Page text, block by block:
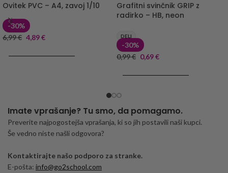
Ovitek PVC – A4, zavoj 1/10
-30%
6,99€ 4,89€
Grafitni svinčnik GRIP z
radirko – HB, neon
DELI
-30%
0,99€ 0,69€
Imate vprašanje? Tu smo, da pomagamo.
Preverite najpogostejša vprašanja, ki so jih postavili naši kupci.
Še vedno niste našli odgovora?
Kontaktirajte našo podporo za stranke.
E-pošta: info@go2school.com